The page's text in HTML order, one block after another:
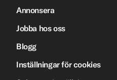
Annonsera
Jobba hos oss
Blogg
Inställningar för cookies